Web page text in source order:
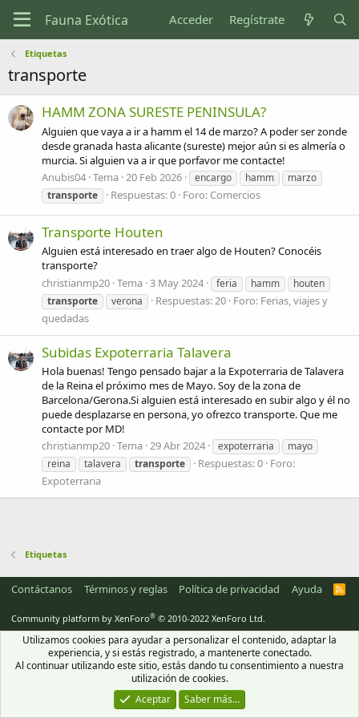
Acceder Regístrate
Etiquetas
transporte
HAMM ZONA SURESTE PENINSULA?
Alguien que vaya a ir a hamm el 14 de marzo? A poder ser zonde
desde granada hasta alicante (sureste) mejor aún si es almería o
murcia. Si alguien va a ir que porfavor me contacte!
Anubis04 Tema 20 Feb 2026 encargo hamm
marzo
transporte
Respuestas: 0 Foro: Comercios
Transporte Houten
Alguien está interesado en traer algo de Houten? Conocéis
transporte?
christianmp20 Tema 3 May 2024 feria hamm
houten
transporte
verona Respuestas: 20 Foro: Ferias, viajes y
quedadas
Subidas Expoterraria Talavera
Hola buenas! Tengo pensado bajar a la Expoterraria de Talavera
de la Reina el próximo mes de Mayo. Soy de la zona de
Barcelona/Gerona.Si alguien está interesado en subir algo y él no
puede desplazarse en persona, yo ofrezco transporte. Que me
contacte por MD!
christianmp20 Tema 29 Abr 2024 expoterraria
mayo
reina
talavera transporte Respuestas: 0 Foro:
Expoterraria
Etiquetas
Contáctanos Términos y reglas Política de privacidad Ayuda
R
Community platform by XenForo® © 2010-2022 XenForo Ltd.
Utilizamos cookies para ayudar a personalizar el contenido, adaptar la
experiencia, y si estás registrado, a mantenerte conectado.
Al continuar utilizando este sitio, estás dando tu consentimiento a nuestra
utilización de cookies.
Aceptar
Saber más…